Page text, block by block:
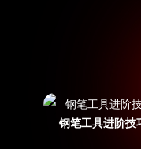
钢笔工具进阶技